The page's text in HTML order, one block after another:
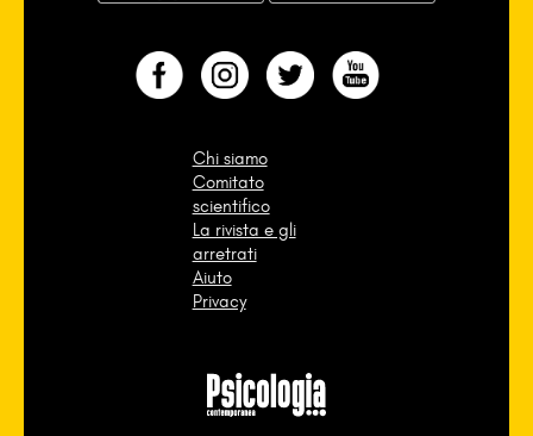
Chi siamo
Comitato
scientifico
La rivista e gli
arretrati
Aiuto
Privacy